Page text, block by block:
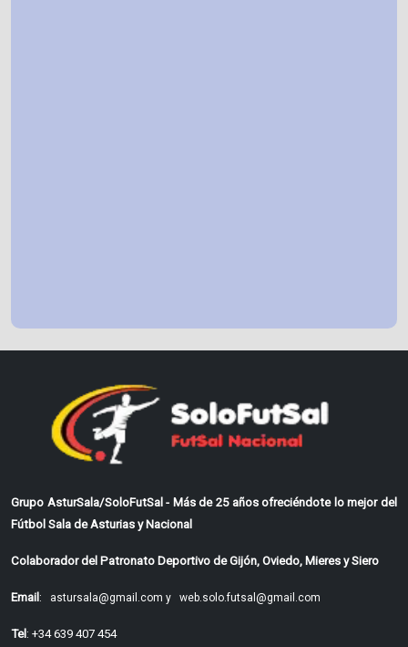
Grupo AsturSala/SoloFutSal - Más de 25 años ofreciéndote lo mejor del
Fútbol Sala de Asturias y Nacional
Colaborador del Patronato Deportivo de Gijón, Oviedo, Mieres y Siero
Email: astursala@gmail.com y web.solo.futsal@gmail.com
Tel: +34 639 407 454